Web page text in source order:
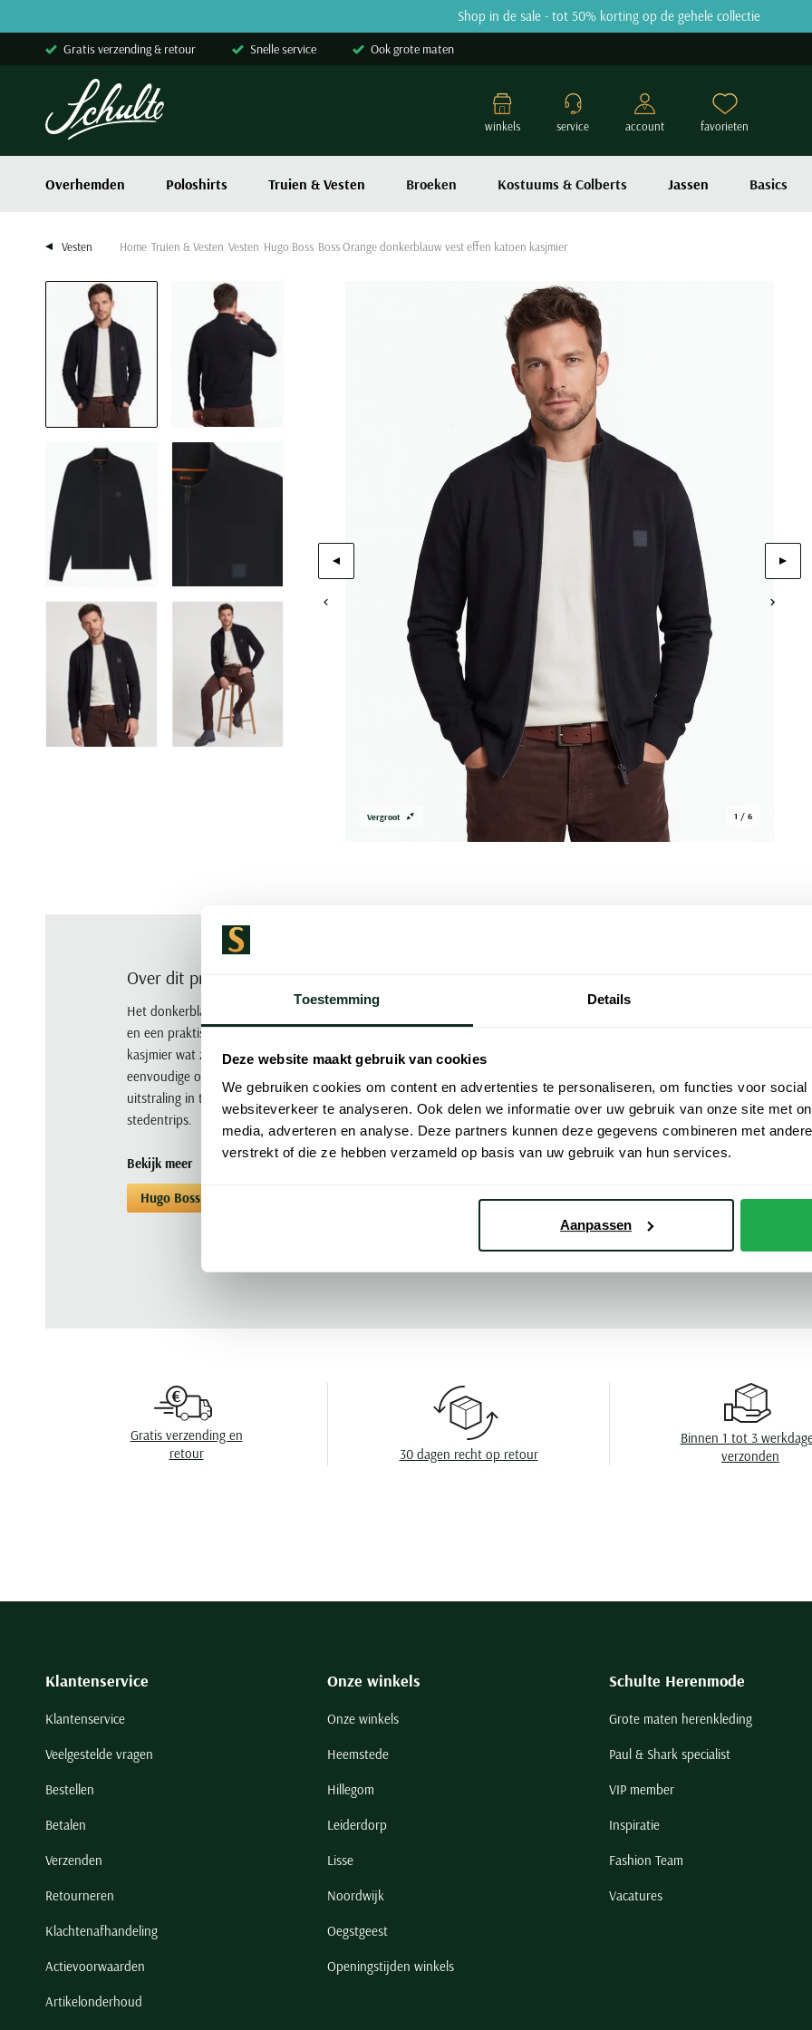
Toestemming Details
Deze website maakt gebruik van cookies
We gebruiken cookies om content en advertenties te personaliseren, om functies voor social
websiteverkeer te analyseren. Ook delen we informatie over uw gebruik van onze site met
media, adverteren en analyse. Deze partners kunnen deze gegevens combineren met
verstrekt of die ze hebben verzameld op basis van uw gebruik van hun services.
Aanpassen
Shop in de sale - tot 50% korting op de gehele collectie
Gratis verzending & retour Snelle service Ook grote maten
Overhemden Poloshirts Truien & Vesten Broeken Kostuums & Colberts Jassen Basics
winkels service account favorieten
Vesten Home Truien & Vesten Vesten Hugo Boss Boss Orange donkerblauw vest effen katoen kasjmier
Vergroot 1 / 6
Over dit product
Het donkerblauwe effen sweatvest van Hugo Boss uit de Boss Orange-lijn heeft een wijde fit
en een praktische rits, en oogt rustig en tijdloos. Het vest is gemaakt van 95% katoen en 5%
kasjmier wat zorgt voor een zachte touch zonder opsmuk. Het model blijft stijlvol door het
eenvoudige ontwerp en de effen kleur, geschikt voor wie comfort waardeert zonder aan
uitstraling in te boeten. Draag het tijdens ontspannen weekendmomenten of bij korte
stedentrips.
Bekijk meer
Hugo Boss
Merk
Materiaal
Kleur
Model
Gratis verzending en
retour
30 dagen recht op retour
Binnen 1 tot 3
verzonden
Klantenservice
Klantenservice
Veelgestelde vragen
Bestellen
Betalen
Verzenden
Retourneren
Klachtenafhandeling
Actievoorwaarden
Artikelonderhoud
Onze winkels
Onze winkels
Heemstede
Hillegom
Leiderdorp
Lisse
Noordwijk
Oegstgeest
Openingstijden winkels
Schulte Herenmode
Grote maten herenkleding
Paul & Shark specialist
VIP member
Inspiratie
Fashion Team
Vacatures